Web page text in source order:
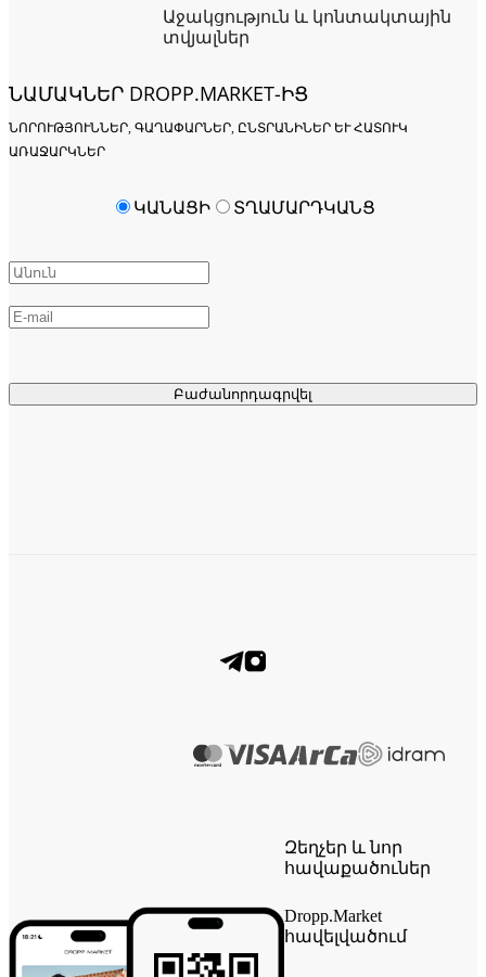
Աջակցություն և կոնտակտային
տվյալներ
ՆԱՄԱԿՆԵՐ DROPP.MARKET-ԻՑ
ՆՈՐՈՒԹՅՈՒՆՆԵՐ, ԳԱՂԱՓԱՐՆԵՐ, ԸՆՏՐԱՆԻՆԵՐ ԵՒ ՀԱՏՈՒԿ Ա
ՌԱՋԱՐԿՆԵՐ
Բաժանորդագրվել
ԿԱՆԱՑԻ ՏՂԱՄԱՐԴԿԱՆՑ
Զեղչեր և նոր
հավաքածուներ
Dropp.Market
հավելվածում